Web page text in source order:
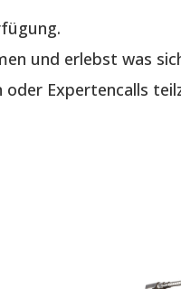
und erlebst was
Expertencalls